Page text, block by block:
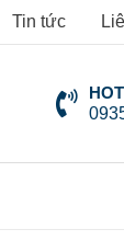
Tin tức